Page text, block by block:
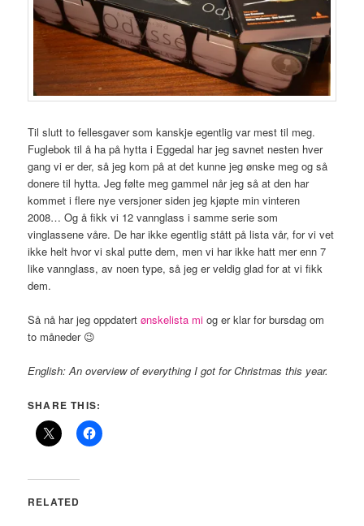
Til slutt to fellesgaver som kanskje egentlig var mest til meg.
Fuglebok til å ha på hytta i Eggedal har jeg savnet nesten hver
gang vi er der, så jeg kom på at det kunne jeg ønske meg og så
donere til hytta. Jeg følte meg gammel når jeg så at den har
kommet i flere nye versjoner siden jeg kjøpte min vinteren
2008… Og å fikk vi 12 vannglass i samme serie som
vinglassene våre. De har ikke egentlig stått på lista vår, for vi vet
ikke helt hvor vi skal putte dem, men vi har ikke hatt mer enn 7
like vannglass, av noen type, så jeg er veldig glad for at vi fikk
dem.
Så nå har jeg oppdatertønskelista mi og er klar for bursdag om
to måneder 😉
English: An overview of everything I got for Christmas this year.
SHARE THIS:
RELATED